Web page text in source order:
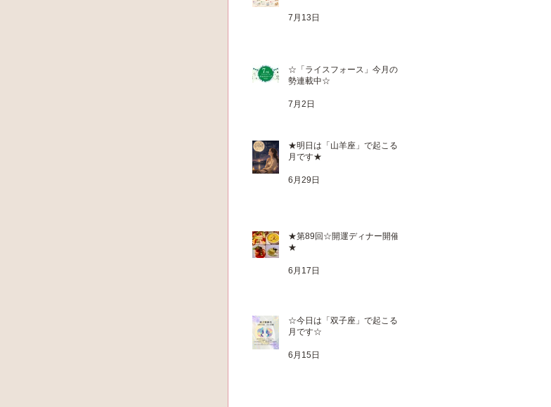
7月13日
☆「ライスフォース」今月の運
勢連載中☆
7月2日
★明日は「山羊座」で起こる満
月です★
6月29日
★第89回☆開運ディナー開催
★
6月17日
☆今日は「双子座」で起こる新
月です☆
6月15日